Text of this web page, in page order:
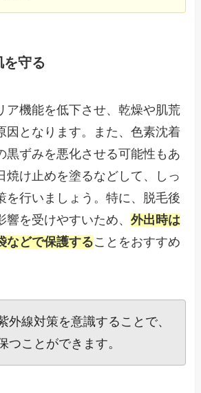
守る
ア機能を低下させ、乾燥や肌荒
因となります。また、色素沈着
黒ずみを悪化させる可能性もあ
焼け止めを塗るなどして、しっ
を行いましょう。特に、脱毛後
響を受けやすいため、外出時は
などで保護することをおすすめ
外線対策を意識することで、
つことができます。